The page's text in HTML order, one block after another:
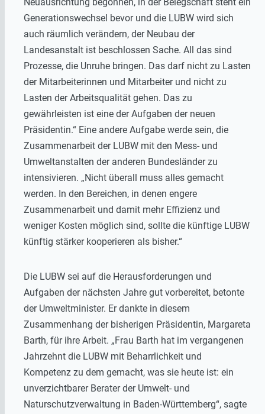
Generationswechsel bevor und die LUBW wird sich
auch räumlich verändern, der Neubau der
Landesanstalt ist beschlossen Sache. All das sind
Prozesse, die Unruhe bringen. Das darf nicht zu Lasten
der Mitarbeiterinnen und Mitarbeiter und nicht zu
Lasten der Arbeitsqualität gehen. Das zu
gewährleisten ist eine der Aufgaben der neuen
Präsidentin.“ Eine andere Aufgabe werde sein, die
Zusammenarbeit der LUBW mit den Mess- und
Umweltanstalten der anderen Bundesländer zu
intensivieren. „Nicht überall muss alles gemacht
werden. In den Bereichen, in denen engere
Zusammenarbeit und damit mehr Effizienz und
weniger Kosten möglich sind, sollte die künftige LUBW
künftig stärker kooperieren als bisher.“
Die LUBW sei auf die Herausforderungen und
Aufgaben der nächsten Jahre gut vorbereitet, betonte
der Umweltminister. Er dankte in diesem
Zusammenhang der bisherigen Präsidentin, Margareta
Barth, für ihre Arbeit. „Frau Barth hat im vergangenen
Jahrzehnt die LUBW mit Beharrlichkeit und
Kompetenz zu dem gemacht, was sie heute ist: ein
unverzichtbarer Berater der Umwelt- und
Naturschutzverwaltung in Baden-Württemberg“, sagte